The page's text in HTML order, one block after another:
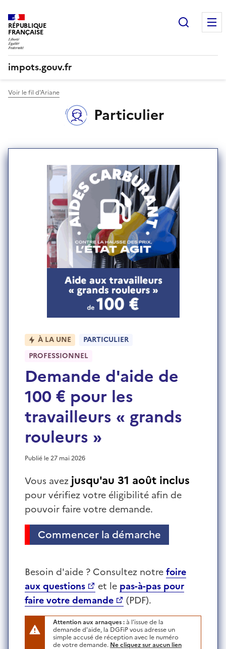
RÉPUBLIQUE
FRANÇAISE
impots.gouv.fr
Voir le fil d'Ariane
Particulier
À LA UNE
PARTICULIER
PROFESSIONNEL
Demande d'aide de
100 € pour les
travailleurs « grands
rouleurs »
Publié le 27 mai 2026
Vous avez jusqu'au 31 août inclus
pour vérifiez votre éligibilité afin de
pouvoir faire votre demande.
Commencer la démarche
de demande de l'aide pour les
Besoin d'aide ? Consultez notrefoire
aux questions
et le pas-à-pas pour
faire votre demande
(PDF).
Attention aux arnaques :à l'issue de la
demande d'aide, la DGFiP vous adresse un
simple accusé de réception avec le numéro
de votre demande. Ne cliquez sur aucun lien